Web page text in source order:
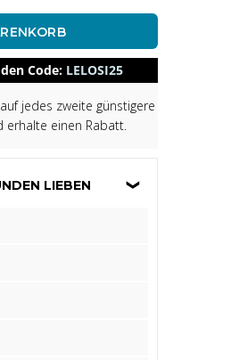
Code: LELOSI25
jedes zweite günstigere
erhalte einen Rabatt.
LIEBEN